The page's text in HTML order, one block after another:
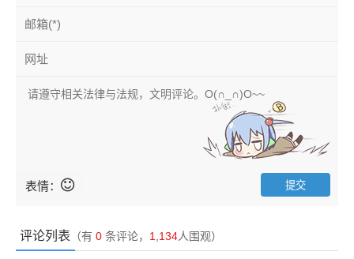
表情：
评论列表 （有 0 条评论， 1,134人围观）